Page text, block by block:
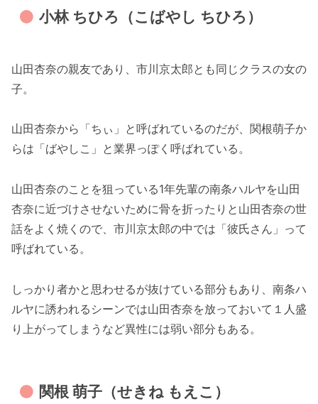
小林 ちひろ（こばやし ちひろ）
山田杏奈の親友であり、市川京太郎とも同じクラスの女の
子。
山田杏奈から「ちぃ」と呼ばれているのだが、関根萌子か
らは「ばやしこ」と業界っぽく呼ばれている。
山田杏奈のことを狙っている1年先輩の南条ハルヤを山田
杏奈に近づけさせないために骨を折ったりと山田杏奈の世
話をよく焼くので、市川京太郎の中では「彼氏さん」って
呼ばれている。
しっかり者かと思わせるが抜けている部分もあり、南条ハ
ルヤに誘われるシーンでは山田杏奈を放っておいて１人盛
り上がってしまうなど異性には弱い部分もある。
関根 萌子（せきね もえこ）